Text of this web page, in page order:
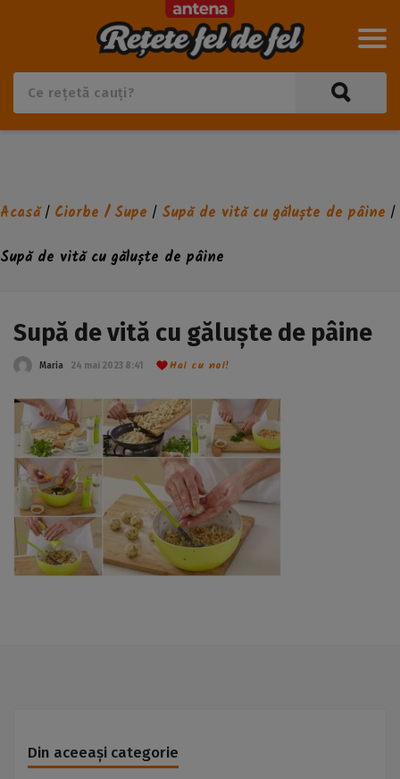
Acasă/ Ciorbe / Supe / Supă de vită cu găluște de pâine /
Supă de vită cu găluște de pâine
Supă de vită cu găluște de pâine
Maria 24 mai 2023 8:41 Hai cu noi!
Din aceeași categorie